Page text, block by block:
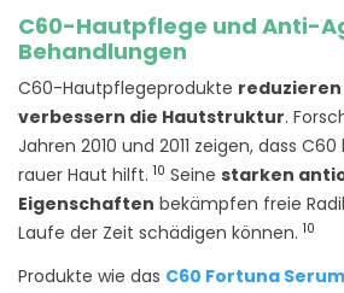
C60-Hautpflege und Anti-
Behandlungen
C60-Hautpflegeprodukte
verbessern die Hautstruktur.
Jahren 2010 und 2011 zeigen, dass
rauer Haut hilft. 10 Seine starken
Eigenschaften bekämpfen freie
Laufe der Zeit schädigen können. 10
Produkte wie das C60 Fortuna Serum